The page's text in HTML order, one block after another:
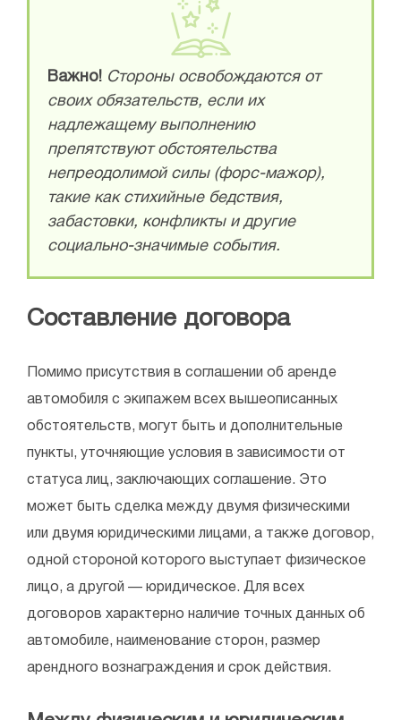
Важно! Стороны освобождаются от
своих обязательств, если их
надлежащему выполнению
препятствуют обстоятельства
непреодолимой силы (форс-мажор),
такие как стихийные бедствия,
забастовки, конфликты и другие
социально-значимые события.
Составление договора
Помимо присутствия в соглашении об аренде
автомобиля с экипажем всех вышеописанных
обстоятельств, могут быть и дополнительные
пункты, уточняющие условия в зависимости от
статуса лиц, заключающих соглашение. Это
может быть сделка между двумя физическими
или двумя юридическими лицами, а также договор,
одной стороной которого выступает физическое
лицо, а другой — юридическое. Для всех
договоров характерно наличие точных данных об
автомобиле, наименование сторон, размер
арендного вознаграждения и срок действия.